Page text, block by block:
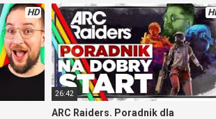
HD
26:42
ARC Raiders. Poradnik dla